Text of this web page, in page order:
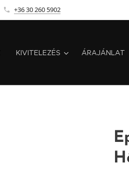
+36 30 260 5902
KIVITELEZÉS ÁRAJÁNLAT